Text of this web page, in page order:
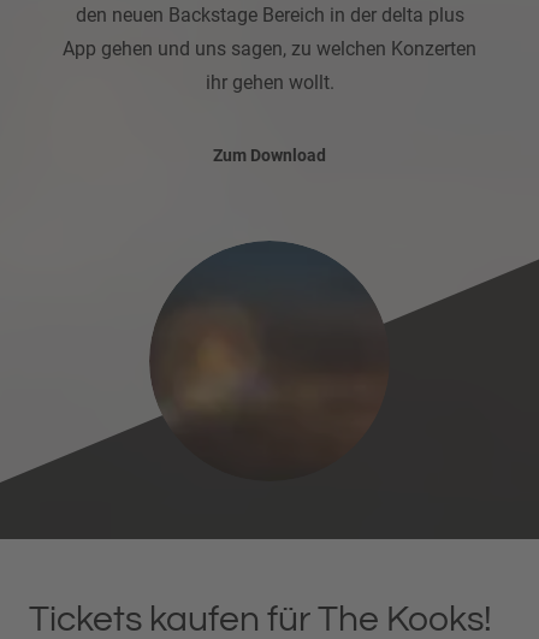
den neuen Backstage Bereich in der delta plus
App gehen und uns sagen, zu welchen Konzerten
ihr gehen wollt.
Zum Download
Tickets kaufen für The Kooks!